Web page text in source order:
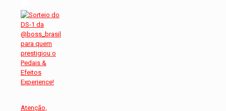
Atenção,